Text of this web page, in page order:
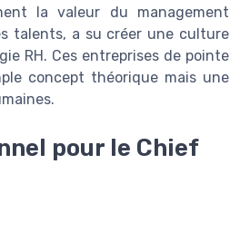
la valeur du management
talents, a su créer une culture
RH. Ces entreprises de pointe
concept théorique mais une
pour le Chief